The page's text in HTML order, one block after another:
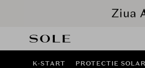
K-START PROTECTIE